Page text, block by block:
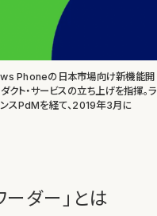
Phoneの日本市場向け新機能開
ト・サービスの立ち上げを指揮。ラ
スPdMを経て、2019年3月に
ダー」とは